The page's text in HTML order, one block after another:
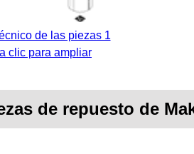
de las piezas 1
clic para ampliar
de repuesto de